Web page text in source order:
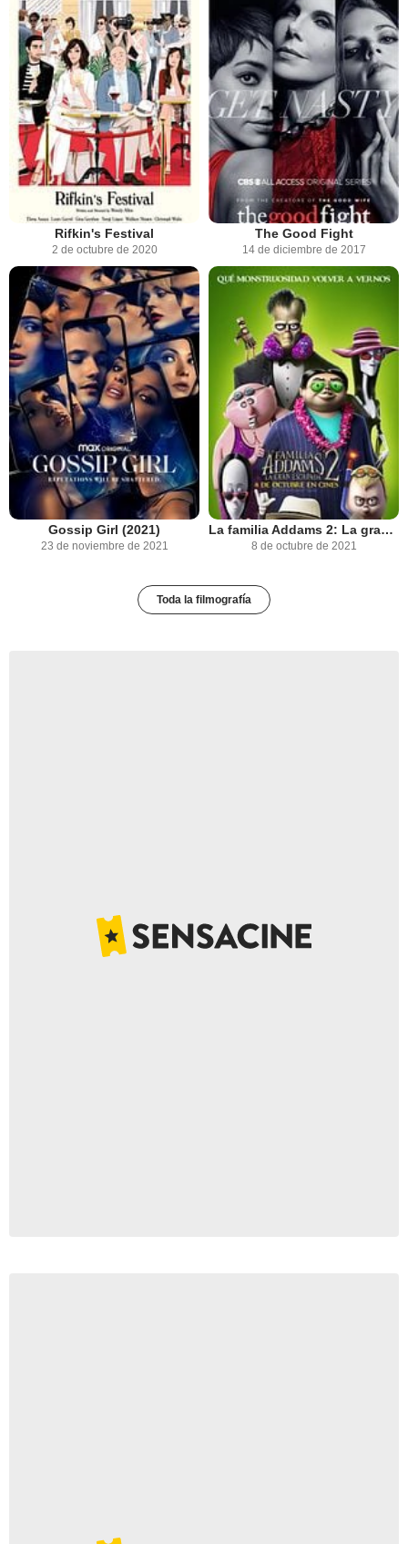
Rifkin's Festival
2 de octubre de 2020
The Good Fight
14 de diciembre de 2017
Gossip Girl (2021)
23 de noviembre de 2021
La familia Addams 2: La gran escapada
8 de octubre de 2021
Toda la filmografía